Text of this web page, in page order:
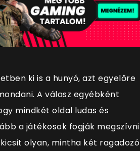
ki is a hunyó, azt egyelőre
A válasz egyébként
mindkét oldal ludas és
a játékosok fogják megszívni
olyan, mintha két ragadozó